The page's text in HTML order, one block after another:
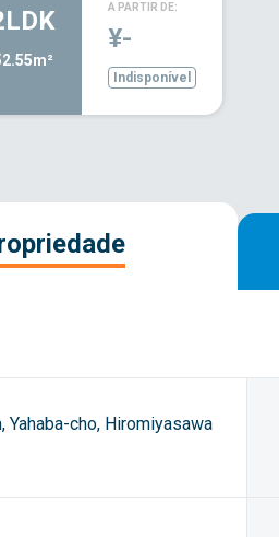
A PARTIR DE:
¥-
Indisponível
Yahaba-cho, Hiromiyasawa